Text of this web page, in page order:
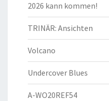
2026 kann kommen!
TRINÄR: Ansichten
Volcano
Undercover Blues
A-WO20REF54